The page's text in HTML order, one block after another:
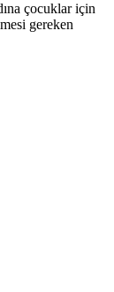
çocuklar için
gereken